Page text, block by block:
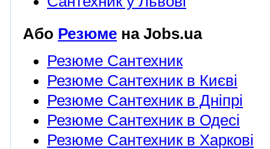
Або Резюме на Jobs.ua
Резюме Сантехник
Резюме Сантехник в Києві
Резюме Сантехник в Дніпрі
Резюме Сантехник в Одесі
Резюме Сантехник в Харкові